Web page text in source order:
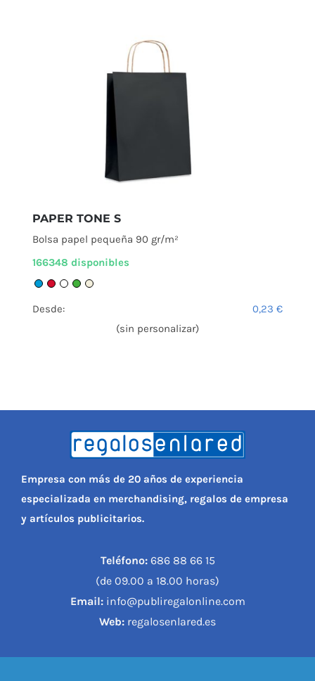
PAPER TONE S
Bolsa papel pequeña 90 gr/m²
166348 disponibles
Desde: 0,23 €
(sin personalizar)
Empresa con más de 20 años de experiencia
especializada en merchandising, regalos de empresa
y artículos publicitarios.
Teléfono:686 88 66 15
(de 09.00 a 18.00 horas)
Email:info@publiregalonline.com
Web: regalosenlared.es